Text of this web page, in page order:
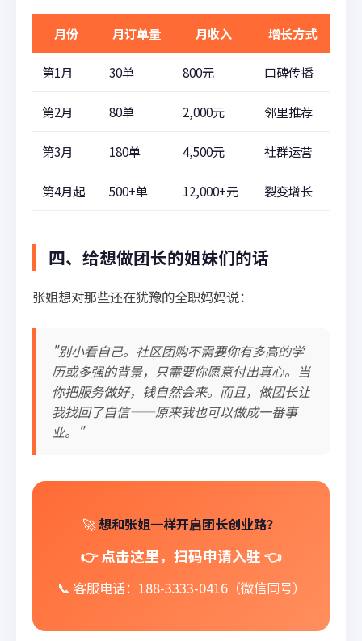
月份 月订单量 月收入 增长方式
第1月 30单 800元 口碑传播
第2月 80单 2,000元 邻里推荐
第3月 180单 4,500元 社群运营
第4月起 500+单 12,000+元 裂变增长
四、给想做团长的姐妹们的话
张姐想对那些还在犹豫的全职妈妈说：
"别小看自己。社区团购不需要你有多高的学
历或多强的背景，只需要你愿意付出真心。当
你把服务做好，钱自然会来。而且，做团长让
我找回了自信——原来我也可以做成一番事
业。"
🚀想和张姐一样开启团长创业路？
👉 点击这里，扫码申请入驻 👈
📞 客服电话：188-3333-0416（微信同号）